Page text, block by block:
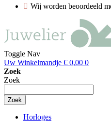
Wij worden beoordeeld
Toggle Nav
Uw Winkelmandje € 0,00 0
Zoek
Zoek
Zoek
Horloges